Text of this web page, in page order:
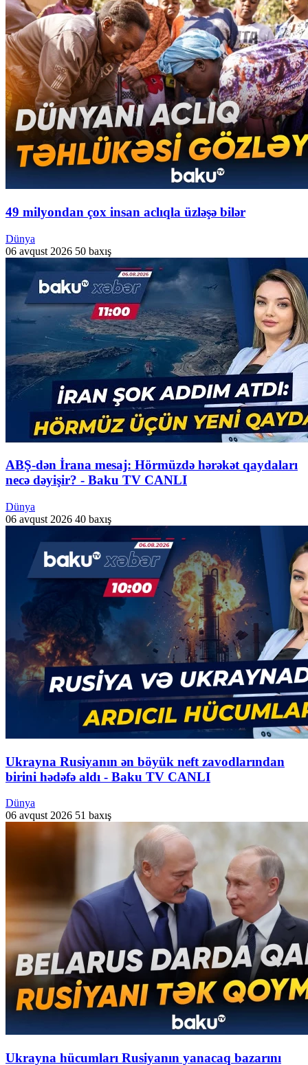
49 milyondan çox insan aclıqla üzləşə bilər
Dünya
06 avqust 2026 50 baxış
ABŞ-dən İrana mesaj: Hörmüzdə hərəkət qaydaları
necə dəyişir? - Baku TV CANLI
Dünya
06 avqust 2026 40 baxış
Ukrayna Rusiyanın ən böyük neft zavodlarından
birini hədəfə aldı - Baku TV CANLI
Dünya
06 avqust 2026 51 baxış
Ukrayna hücumları Rusiyanın yanacaq bazarını